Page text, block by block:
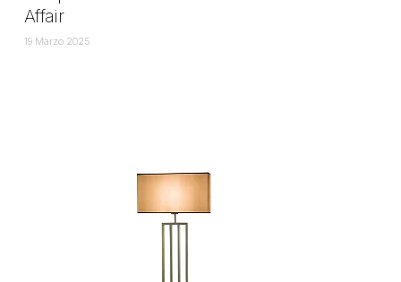
Affair
19 Marzo 2025